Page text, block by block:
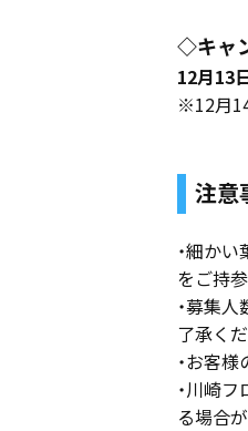
◇キャ
12月13
※12月
注意
・細か
をご持
・募集
了承くだ
・お客
・川崎
る場合